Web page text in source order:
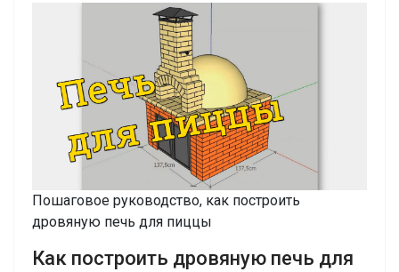
Пошаговое руководство, как построить
дровяную печь для пиццы
Как построить дровяную печь для